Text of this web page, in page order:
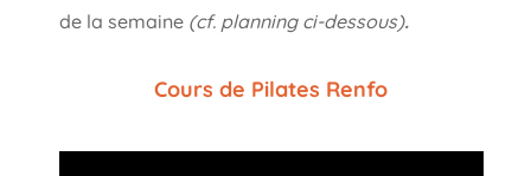
de la semaine (cf. planning ci-dessous).
Cours de Pilates Renfo